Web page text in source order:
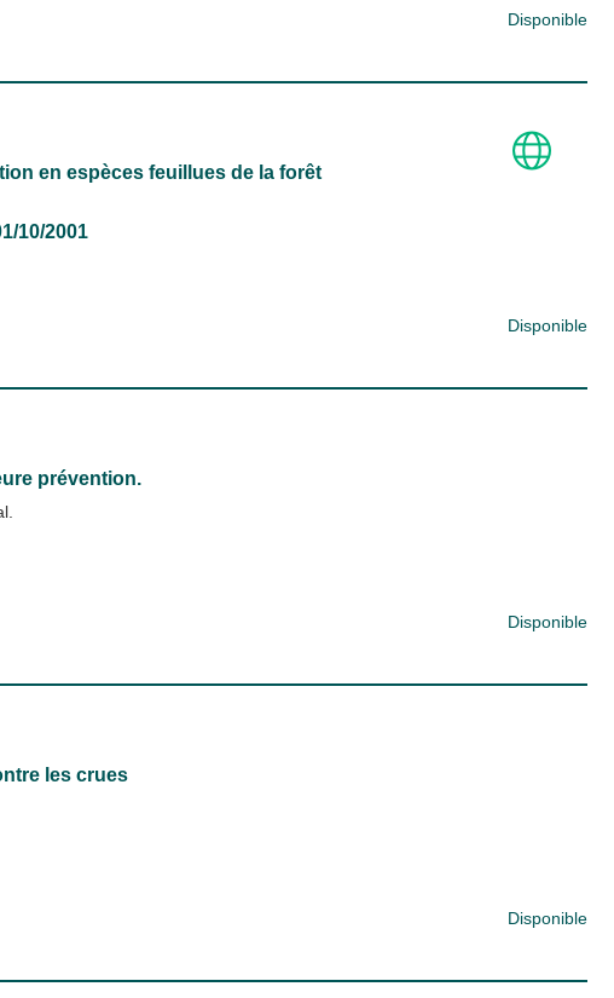
Disponible
en espèces feuillues de la forêt
10/2001
Disponible
prévention.
Disponible
les crues
Disponible